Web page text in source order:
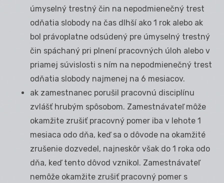
úmyselný trestný čin na nepodmienečný trest
odňatia slobody na čas dlhší ako 1 rok alebo ak
bol právoplatne odsúdený pre úmyselný trestný
čin spáchaný pri plnení pracovných úloh alebo v
priamej súvislosti s ním na nepodmienečný trest
odňatia slobody najmenej na 6 mesiacov.
ak zamestnanec porušil pracovnú disciplínu
zvlášť hrubým spôsobom. Zamestnávateľ môže
okamžite zrušiť pracovný pomer iba v lehote 1
mesiaca odo dňa, keď sa o dôvode na okamžité
zrušenie dozvedel, najneskôr však do 1 roka odo
dňa, keď tento dôvod vznikol. Zamestnávateľ
nemôže okamžite zrušiť pracovný pomer s